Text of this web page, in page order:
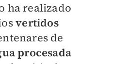
ha realizado
vertidos
de
procesada